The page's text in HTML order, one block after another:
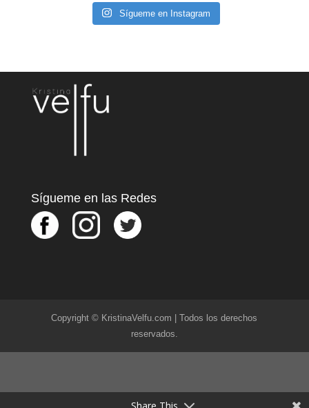
Sígueme en Instagram
Sígueme en las Redes
Copyright © KristinaVelfu.com | Todos los derechos
reservados.